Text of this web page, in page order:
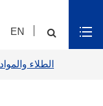
EN
الطلاء